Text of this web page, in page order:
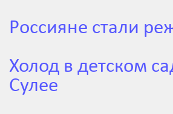
Россияне стали
Холод в детском
Сулее